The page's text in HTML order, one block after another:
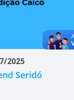
2025
Seridó